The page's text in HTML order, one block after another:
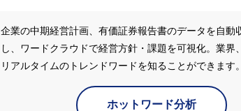
企業の中期経営計画、有価証券報告書のデータを自動
し、ワードクラウドで経営方針・課題を可視化。業界
リアルタイムのトレンドワードを知ることができます
ホットワード分析